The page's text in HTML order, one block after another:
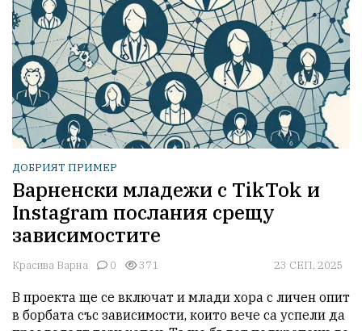
ДОБРИЯТ ПРИМЕР
Варненски младежи с TikTok и
Instagram послания срещу
зависимостите
Красива Варна 0 371 23 СЕП, 2025
В проекта ще се включат и млади хора с личен опит
в борбата със зависимости, които вече са успели да